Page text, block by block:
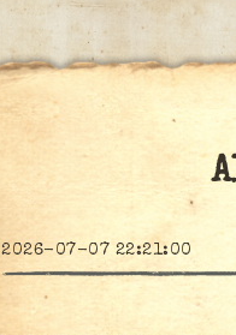
2026-07-07 22:21:00